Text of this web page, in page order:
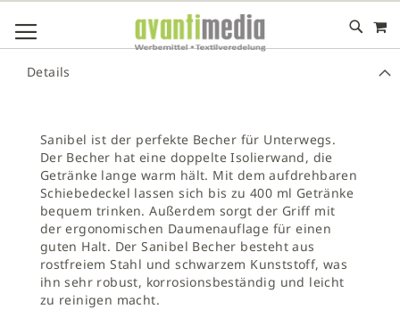
DIREKT
ZUM
# DRÜCKEN SIE DIE EINGABETASTE, UM DIE SUCHE ZU
Details
Sanibel ist der perfekte Becher für Unterwegs.
Der Becher hat eine doppelte Isolierwand, die
Getränke lange warm hält. Mit dem aufdrehbaren
Schiebedeckel lassen sich bis zu 400 ml Getränke
bequem trinken. Außerdem sorgt der Griff mit
der ergonomischen Daumenauflage für einen
guten Halt. Der Sanibel Becher besteht aus
rostfreiem Stahl und schwarzem Kunststoff, was
ihn sehr robust, korrosionsbeständig und leicht
zu reinigen macht.